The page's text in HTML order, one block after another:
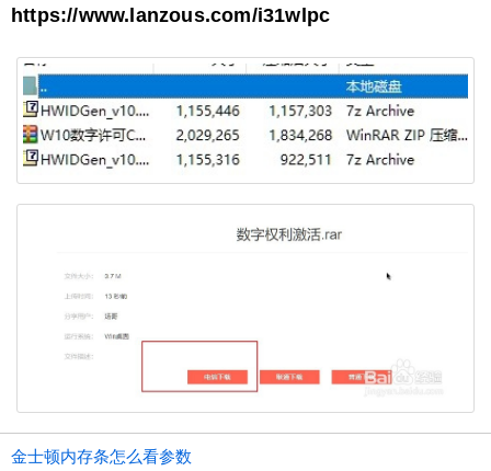
https://www.lanzous.com/i31wlpc
金士顿内存条怎么看参数